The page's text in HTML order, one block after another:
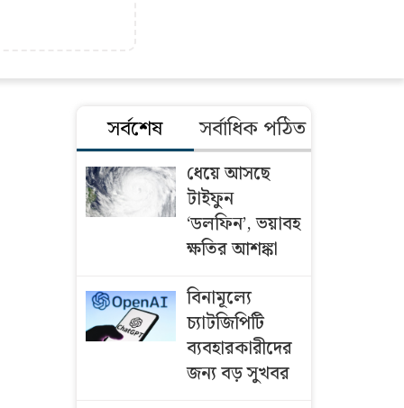
সর্বশেষ সর্বাধিক পঠিত
ধেয়ে আসছে
টাইফুন
‘ডলফিন’, ভয়াবহ
ক্ষতির আশঙ্কা
বিনামূল্যে
চ্যাটজিপিটি
ব্যবহারকারীদের
জন্য বড় সুখবর